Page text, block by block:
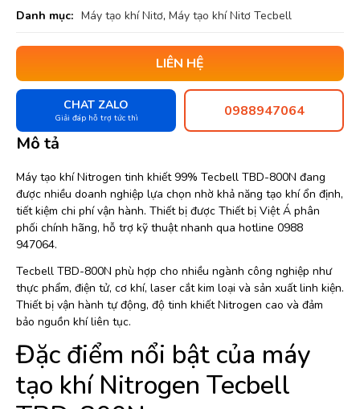
Danh mục: Máy tạo khí Nitơ, Máy tạo khí Nitơ Tecbell
LIÊN HỆ
CHAT ZALO
Giải đáp hỗ trợ tức thì 0988947064
Mô tả
Máy tạo khí Nitrogen tinh khiết 99% Tecbell TBD-800N đang
được nhiều doanh nghiệp lựa chọn nhờ khả năng tạo khí ổn định,
tiết kiệm chi phí vận hành. Thiết bị được Thiết bị Việt Á phân
phối chính hãng, hỗ trợ kỹ thuật nhanh qua hotline 0988
947064.
Tecbell TBD-800N phù hợp cho nhiều ngành công nghiệp như
thực phẩm, điện tử, cơ khí, laser cắt kim loại và sản xuất linh kiện.
Thiết bị vận hành tự động, độ tinh khiết Nitrogen cao và đảm
bảo nguồn khí liên tục.
Đặc điểm nổi bật của máy
tạo khí Nitrogen Tecbell